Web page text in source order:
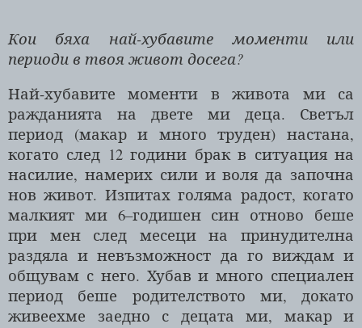
Кои бяха най-хубавите моменти или
периоди в твоя живот досега?
Най-хубавите моменти в живота ми са
ражданията на двете ми деца. Светъл
период (макар и много труден) настана,
когато след 12 години брак в ситуация на
насилие, намерих сили и воля да започна
нов живот. Изпитах голяма радост, когато
малкият ми 6–годишен син отново беше
при мен след месеци на принудителна
раздяла и невъзможност да го виждам и
общувам с него. Хубав и много специален
период беше родителството ми, докато
живеехме заедно с децата ми, макар и